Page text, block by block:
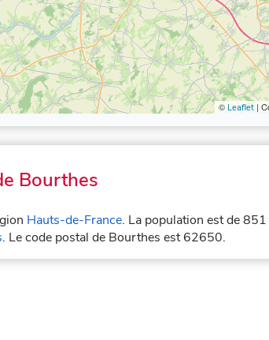
© Leaflet |
Bourthes
Hauts-de-France. La population est de
. Le code postal de Bourthes est 62650.